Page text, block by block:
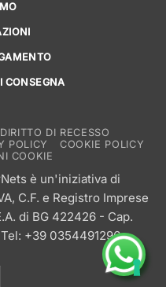
CONSEGNA
DIRITTO DI RECESSO
POLICY
COOKIE POLICY
COOKIE
è un'iniziativa di
C.F. e Registro Imprese
di BG 422426 - Cap.
+39 0354491296